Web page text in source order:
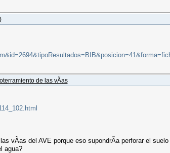
de las vÃ­as
vÃ­as del AVE porque eso supondrÃ­a perforar el
agua?